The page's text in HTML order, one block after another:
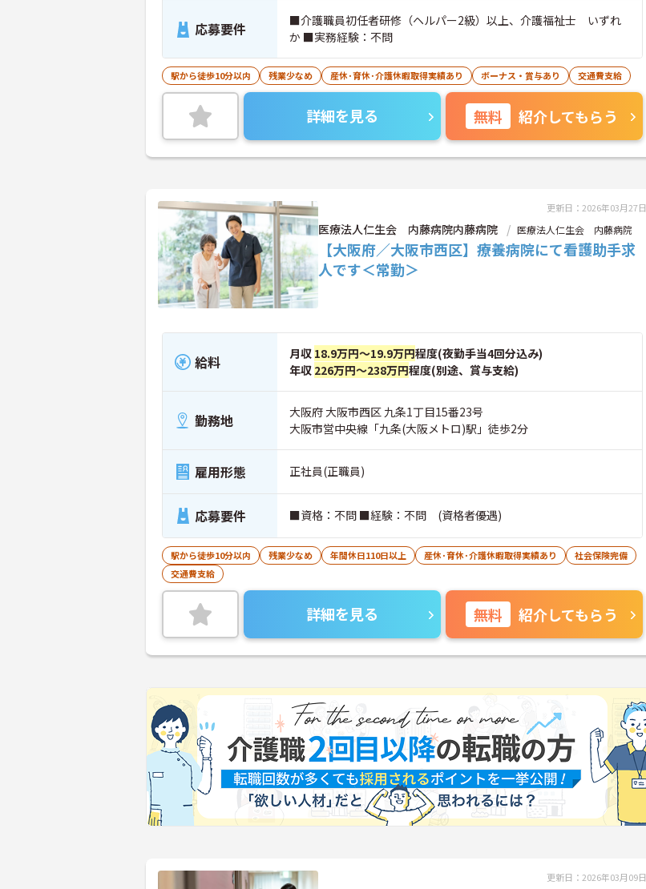
応募要件
■介護職員初任者研修（ヘルパー2級）以上、介護福祉士 いずれ
か ■実務経験：不問
駅から徒歩10分以内 残業少なめ 産休･育休･介護休暇取得実績あり ボーナス・賞与あり 交通費支給
詳細を見る 無料 紹介してもらう
更新日：2026年03月27日
医療法人仁生会 内藤病院内藤病院 医療法人仁生会 内藤病院
【大阪府／大阪市西区】療養病院にて看護助手求
人です＜常勤＞
給料 月収 18.9万円～19.9万円程度(夜勤手当4回分込み)
年収 226万円～238万円程度(別途、賞与支給)
勤務地
大阪府 大阪市西区 九条1丁目15番23号
大阪市営中央線「九条(大阪メトロ)駅」徒歩2分
雇用形態 正社員(正職員)
応募要件 ■資格：不問 ■経験：不問 (資格者優遇)
駅から徒歩10分以内 残業少なめ 年間休日110日以上 産休･育休･介護休暇取得実績あり
社会保険完備
交通費支給
詳細を見る 無料 紹介してもらう
更新日：2026年03月09日